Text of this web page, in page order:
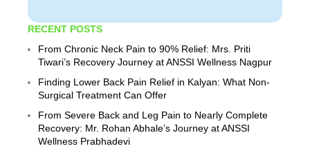
RECENT POSTS
From Chronic Neck Pain to 90% Relief: Mrs. Priti
Tiwari’s Recovery Journey at ANSSI Wellness Nagpur
Finding Lower Back Pain Relief in Kalyan: What Non-
Surgical Treatment Can Offer
From Severe Back and Leg Pain to Nearly Complete
Recovery: Mr. Rohan Abhale’s Journey at ANSSI
Wellness Prabhadevi